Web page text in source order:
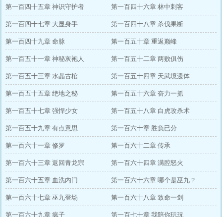
第一百四十五章 神识守护者 第一百四十六章 林中刺客
第一百四十七章 大显身手 第一百四十八章 杀伐果断
第一百四十九章 命脉 第一百五十章 重返巅峰
第一百五十一章 神秘灰袍人 第一百五十二章 两败俱伤
第一百五十三章 水晶古棺 第一百五十四章 天武境遗体
第一百五十五章 绝地之秘 第一百五十六章 奋力一抓
第一百五十七章 强悍少女 第一百五十八章 白虎攻杀术
第一百五十九章 有点意思 第一百六十章 胜负已分
第一百六十一章 修罗 第一百六十二章 传承
第一百六十三章 返回青龙宗 第一百六十四章 满腔怒火
第一百六十五章 血洗内门 第一百六十六章 哪个是巫九？
第一百六十七章 巫九登场 第一百六十八章 致命一剑
第一百六十九章 疯子 第一百七十章 我陪你玩玩